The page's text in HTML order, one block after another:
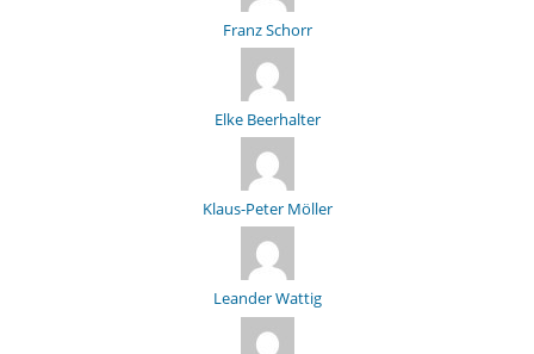
Franz Schorr
Elke Beerhalter
Klaus-Peter Möller
Leander Wattig